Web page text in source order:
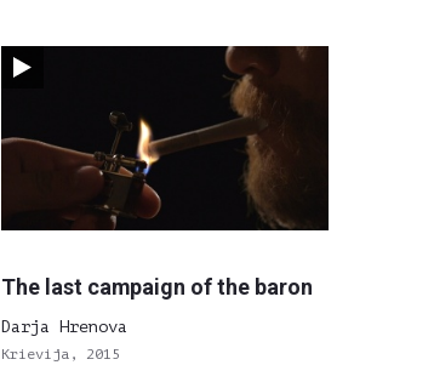
The last campaign of the baron
Darja Hrenova
Krievija, 2015